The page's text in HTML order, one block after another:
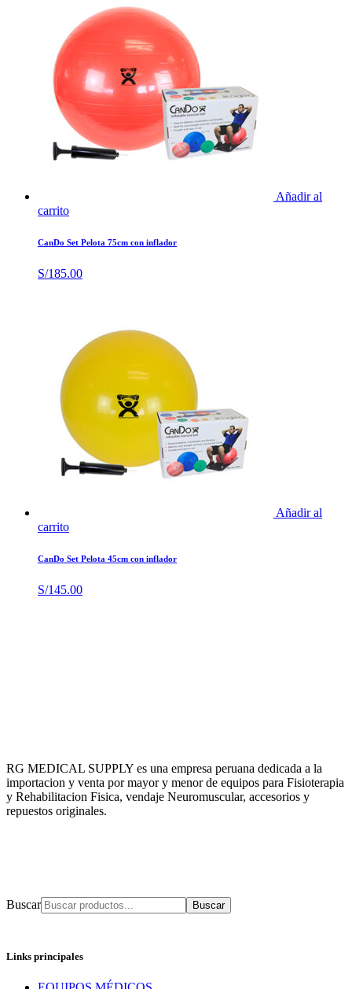
Añadir al
carrito
CanDo Set Pelota 75cm con inflador
S/185.00
Añadir al
carrito
CanDo Set Pelota 45cm con inflador
S/145.00
RG MEDICAL SUPPLY es una empresa peruana dedicada a la
importacion y venta por mayor y menor de equipos para Fisioterapia
y Rehabilitacion Fisica, vendaje Neuromuscular, accesorios y
repuestos originales.
Buscar
Links principales